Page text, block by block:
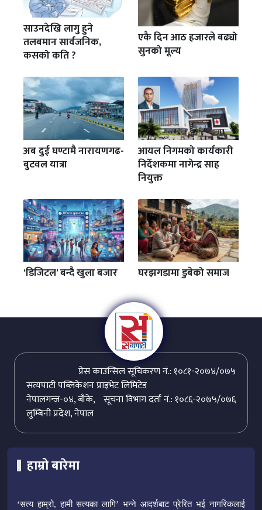
साउनदेखि लागु हुने
तलबमान सार्वजनिक,
कसको कति ?
एकै दिन आठ हजारले बढ्यो
सुनको मूल्य
अब दुई घण्टामै नारायणगढ-
बुटवल यात्रा
आयल निगमको कार्यकारी
निर्देशकमा नागेन्द्र साह
नियुक्त
‘डिजिटल’ बन्दै खुला बजार घरझगडामा डुबेको समाज
प्रेस काउन्सिल सूचिकरण नं.: १०८१-२०७४/०७५
सत्यपाटी पब्लिकेशन प्राइभेट लिमिटेड
सूचना विभाग दर्ता नं.: १०८६-२०७५/०७६
नेपालगन्ज-०४, बाँके,
लुम्बिनी प्रदेश, नेपाल
हाम्रो बारेमा
‘सत्य हाम्रो, हामी सत्यका लागि’ भन्ने आदर्शबाट प्रेरित भई नागरिकलाई